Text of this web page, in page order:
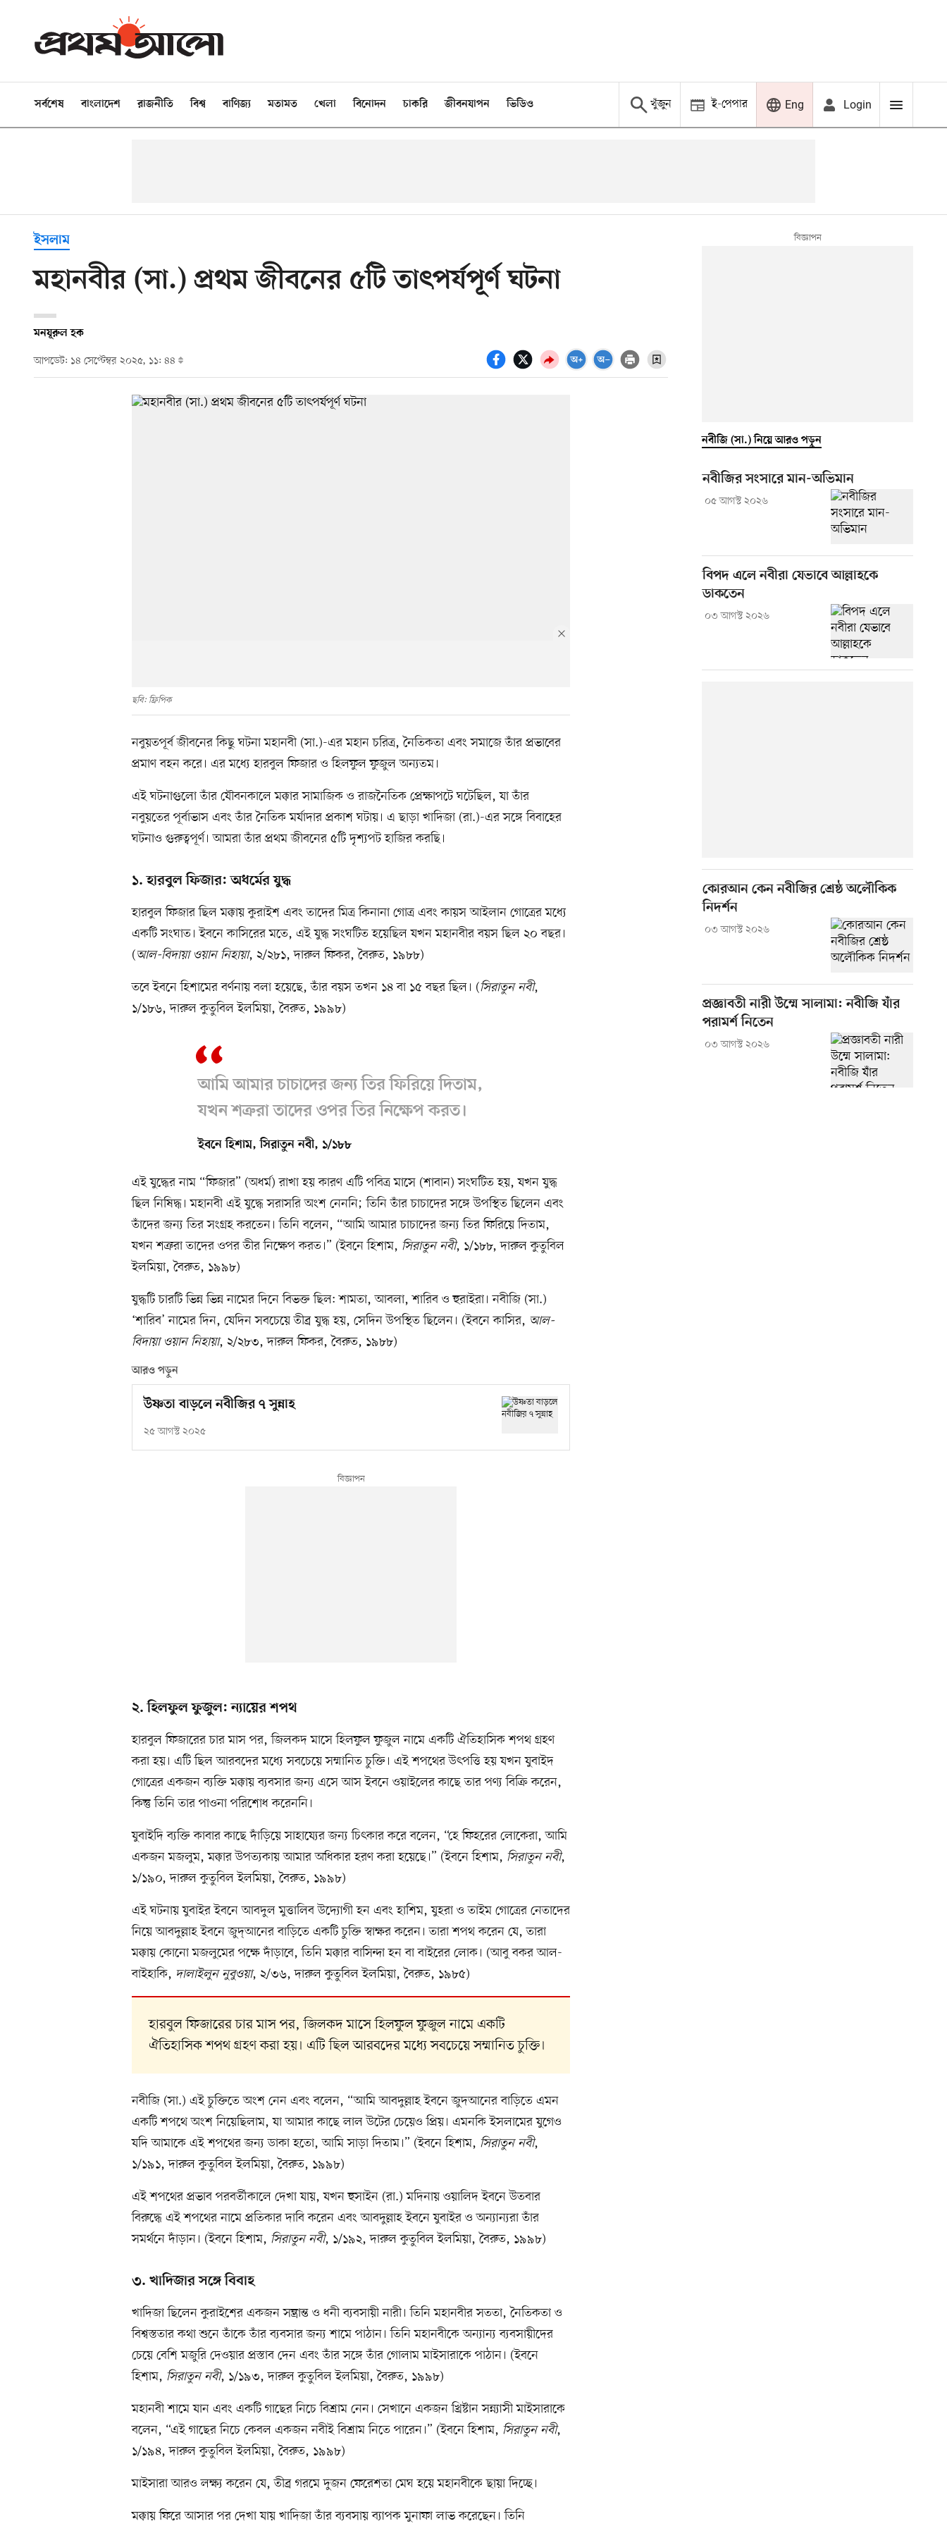
সর্বশেষ বাংলাদেশ রাজনীতি বিশ্ব বাণিজ্য মতামত খেলা বিনোদন চাকরি জীবনযাপন ভিডিও খুঁজুন ই-পেপার Eng Login
ইসলাম
মহানবীর (সা.) প্রথম জীবনের ৫টি তাৎপর্যপূর্ণ ঘটনা
মনযূরুল হক
আপডেট: ১৪ সেপ্টেম্বর ২০২৫, ১১: ৪৪
ছবি: ফ্রিপিক
নবুয়তপূর্ব জীবনের কিছু ঘটনা মহানবী (সা.)-এর মহান চরিত্র, নৈতিকতা এবং সমাজে তাঁর প্রভাবের
প্রমাণ বহন করে। এর মধ্যে হারবুল ফিজার ও হিলফুল ফুজুল অন্যতম।
এই ঘটনাগুলো তাঁর যৌবনকালে মক্কার সামাজিক ও রাজনৈতিক প্রেক্ষাপটে ঘটেছিল, যা তাঁর
নবুয়তের পূর্বাভাস এবং তাঁর নৈতিক মর্যাদার প্রকাশ ঘটায়। এ ছাড়া খাদিজা (রা.)-এর সঙ্গে বিবাহের
ঘটনাও গুরুত্বপূর্ণ। আমরা তাঁর প্রথম জীবনের ৫টি দৃশ্যপট হাজির করছি।
১. হারবুল ফিজার: অধর্মের যুদ্ধ
হারবুল ফিজার ছিল মক্কায় কুরাইশ এবং তাদের মিত্র কিনানা গোত্র এবং কায়স আইলান গোত্রের মধ্যে
একটি সংঘাত। ইবনে কাসিরের মতে, এই যুদ্ধ সংঘটিত হয়েছিল যখন মহানবীর বয়স ছিল ২০ বছর।
(আল-বিদায়া ওয়ান নিহায়া, ২/২৮১, দারুল ফিকর, বৈরুত, ১৯৮৮)
তবে ইবনে হিশামের বর্ণনায় বলা হয়েছে, তাঁর বয়স তখন ১৪ বা ১৫ বছর ছিল। (সিরাতুন নবী,
১/১৮৬, দারুল কুতুবিল ইলমিয়া, বৈরুত, ১৯৯৮)
আমি আমার চাচাদের জন্য তির ফিরিয়ে দিতাম,
যখন শত্রুরা তাদের ওপর তির নিক্ষেপ করত।
ইবনে হিশাম, সিরাতুন নবী, ১/১৮৮
এই যুদ্ধের নাম “ফিজার” (অধর্ম) রাখা হয় কারণ এটি পবিত্র মাসে (শাবান) সংঘটিত হয়, যখন যুদ্ধ
ছিল নিষিদ্ধ। মহানবী এই যুদ্ধে সরাসরি অংশ নেননি; তিনি তাঁর চাচাদের সঙ্গে উপস্থিত ছিলেন এবং
তাঁদের জন্য তির সংগ্রহ করতেন। তিনি বলেন, “আমি আমার চাচাদের জন্য তির ফিরিয়ে দিতাম,
যখন শত্রুরা তাদের ওপর তীর নিক্ষেপ করত।” (ইবনে হিশাম, সিরাতুন নবী, ১/১৮৮, দারুল কুতুবিল
ইলমিয়া, বৈরুত, ১৯৯৮)
যুদ্ধটি চারটি ভিন্ন ভিন্ন নামের দিনে বিভক্ত ছিল: শামতা, আবলা, শারিব ও হুরাইরা। নবীজি (সা.)
‘শারিব’ নামের দিন, যেদিন সবচেয়ে তীব্র যুদ্ধ হয়, সেদিন উপস্থিত ছিলেন। (ইবনে কাসির, আল-
বিদায়া ওয়ান নিহায়া, ২/২৮৩, দারুল ফিকর, বৈরুত, ১৯৮৮)
আরও পড়ুন
উষ্ণতা বাড়লে নবীজির ৭ সুন্নাহ
২৫ আগস্ট ২০২৫
২. হিলফুল ফুজুল: ন্যায়ের শপথ
হারবুল ফিজারের চার মাস পর, জিলকদ মাসে হিলফুল ফুজুল নামে একটি ঐতিহাসিক শপথ গ্রহণ
করা হয়। এটি ছিল আরবদের মধ্যে সবচেয়ে সম্মানিত চুক্তি। এই শপথের উৎপত্তি হয় যখন যুবাইদ
গোত্রের একজন ব্যক্তি মক্কায় ব্যবসার জন্য এসে আস ইবনে ওয়াইলের কাছে তার পণ্য বিক্রি করেন,
কিন্তু তিনি তার পাওনা পরিশোধ করেননি।
যুবাইদি ব্যক্তি কাবার কাছে দাঁড়িয়ে সাহায্যের জন্য চিৎকার করে বলেন, “হে ফিহরের লোকেরা, আমি
একজন মজলুম, মক্কার উপত্যকায় আমার অধিকার হরণ করা হয়েছে।” (ইবনে হিশাম, সিরাতুন নবী,
১/১৯০, দারুল কুতুবিল ইলমিয়া, বৈরুত, ১৯৯৮)
এই ঘটনায় যুবাইর ইবনে আবদুল মুত্তালিব উদ্যোগী হন এবং হাশিম, যুহরা ও তাইম গোত্রের নেতাদের
নিয়ে আবদুল্লাহ ইবনে জুদ্‌আনের বাড়িতে একটি চুক্তি স্বাক্ষর করেন। তারা শপথ করেন যে, তারা
মক্কায় কোনো মজলুমের পক্ষে দাঁড়াবে, তিনি মক্কার বাসিন্দা হন বা বাইরের লোক। (আবু বকর আল-
বাইহাকি, দালাইলুন নুবুওয়া, ২/৩৬, দারুল কুতুবিল ইলমিয়া, বৈরুত, ১৯৮৫)
হারবুল ফিজারের চার মাস পর, জিলকদ মাসে হিলফুল ফুজুল নামে একটি
ঐতিহাসিক শপথ গ্রহণ করা হয়। এটি ছিল আরবদের মধ্যে সবচেয়ে সম্মানিত চুক্তি।
নবীজি (সা.) এই চুক্তিতে অংশ নেন এবং বলেন, “আমি আবদুল্লাহ ইবনে জুদআনের বাড়িতে এমন
একটি শপথে অংশ নিয়েছিলাম, যা আমার কাছে লাল উটের চেয়েও প্রিয়। এমনকি ইসলামের যুগেও
যদি আমাকে এই শপথের জন্য ডাকা হতো, আমি সাড়া দিতাম।” (ইবনে হিশাম, সিরাতুন নবী,
১/১৯১, দারুল কুতুবিল ইলমিয়া, বৈরুত, ১৯৯৮)
এই শপথের প্রভাব পরবর্তীকালে দেখা যায়, যখন হুসাইন (রা.) মদিনায় ওয়ালিদ ইবনে উতবার
বিরুদ্ধে এই শপথের নামে প্রতিকার দাবি করেন এবং আবদুল্লাহ ইবনে যুবাইর ও অন্যান্যরা তাঁর
সমর্থনে দাঁড়ান। (ইবনে হিশাম, সিরাতুন নবী, ১/১৯২, দারুল কুতুবিল ইলমিয়া, বৈরুত, ১৯৯৮)
৩. খাদিজার সঙ্গে বিবাহ
খাদিজা ছিলেন কুরাইশের একজন সম্ভ্রান্ত ও ধনী ব্যবসায়ী নারী। তিনি মহানবীর সততা, নৈতিকতা ও
বিশ্বস্ততার কথা শুনে তাঁকে তাঁর ব্যবসার জন্য শামে পাঠান। তিনি মহানবীকে অন্যান্য ব্যবসায়ীদের
চেয়ে বেশি মজুরি দেওয়ার প্রস্তাব দেন এবং তাঁর সঙ্গে তাঁর গোলাম মাইসারাকে পাঠান। (ইবনে
হিশাম, সিরাতুন নবী, ১/১৯৩, দারুল কুতুবিল ইলমিয়া, বৈরুত, ১৯৯৮)
মহানবী শামে যান এবং একটি গাছের নিচে বিশ্রাম নেন। সেখানে একজন খ্রিষ্টান সন্ন্যাসী মাইসারাকে
বলেন, “এই গাছের নিচে কেবল একজন নবীই বিশ্রাম নিতে পারেন।” (ইবনে হিশাম, সিরাতুন নবী,
১/১৯৪, দারুল কুতুবিল ইলমিয়া, বৈরুত, ১৯৯৮)
মাইসারা আরও লক্ষ্য করেন যে, তীব্র গরমে দুজন ফেরেশতা মেঘ হয়ে মহানবীকে ছায়া দিচ্ছে।
মক্কায় ফিরে আসার পর দেখা যায় খাদিজা তাঁর ব্যবসায় ব্যাপক মুনাফা লাভ করেছেন। তিনি
নবীজি (সা.) নিয়ে আরও পড়ুন
নবীজির সংসারে মান-অভিমান
০৫ আগস্ট ২০২৬
বিপদ এলে নবীরা যেভাবে আল্লাহকে
ডাকতেন
০৩ আগস্ট ২০২৬
কোরআন কেন নবীজির শ্রেষ্ঠ অলৌকিক
নিদর্শন
০৩ আগস্ট ২০২৬
প্রজ্ঞাবতী নারী উম্মে সালামা: নবীজি যাঁর
পরামর্শ নিতেন
০৩ আগস্ট ২০২৬